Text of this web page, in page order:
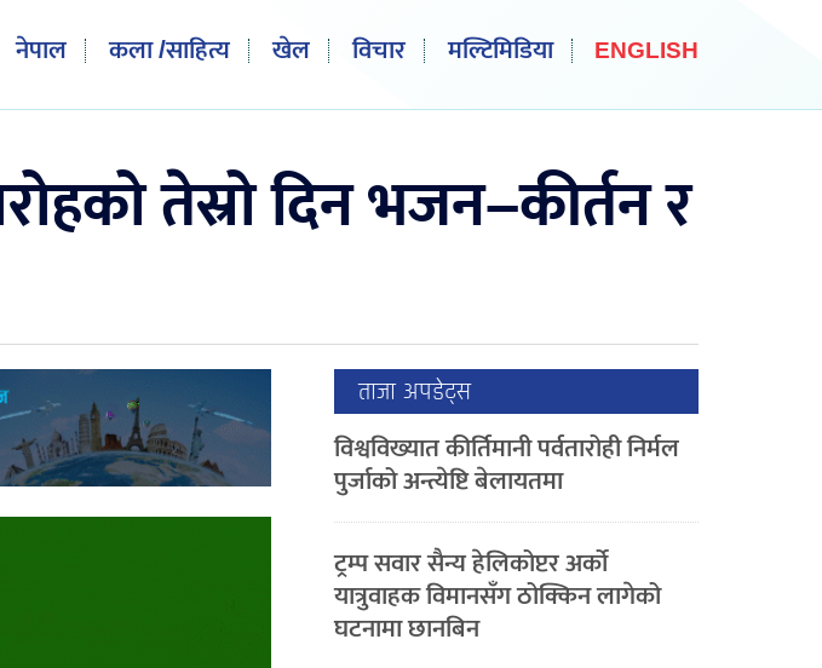
नेपाल कला /साहित्य खेल विचार मल्टिमिडिया ENGLISH
तेस्रो दिन भजन–कीर्तन र
ताजा अपडेट्स
विश्वविख्यात कीर्तिमानी पर्वतारोही निर्मल
पुर्जाको अन्त्येष्टि बेलायतमा
ट्रम्प सवार सैन्य हेलिकोप्टर अर्को
यात्रुवाहक विमानसँग ठोक्किन लागेको
घटनामा छानबिन